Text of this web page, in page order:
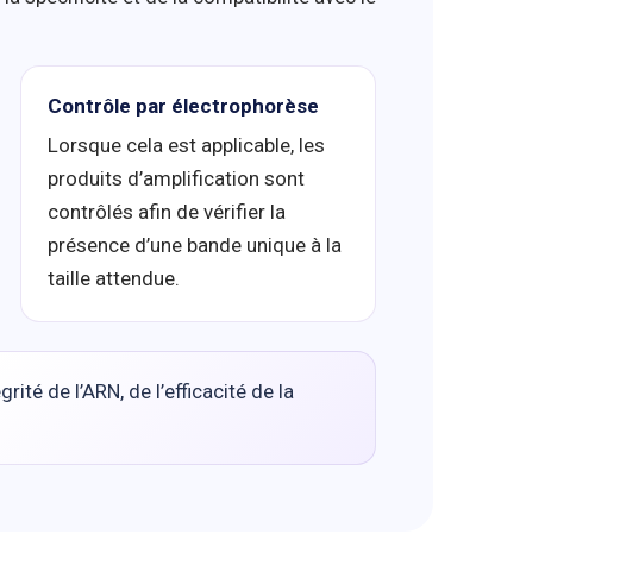
Contrôle par électrophorèse
Lorsque cela est applicable, les
produits d’amplification sont
contrôlés afin de vérifier la
présence d’une bande unique à la
taille attendue.
de l’ARN, de l’efficacité de la